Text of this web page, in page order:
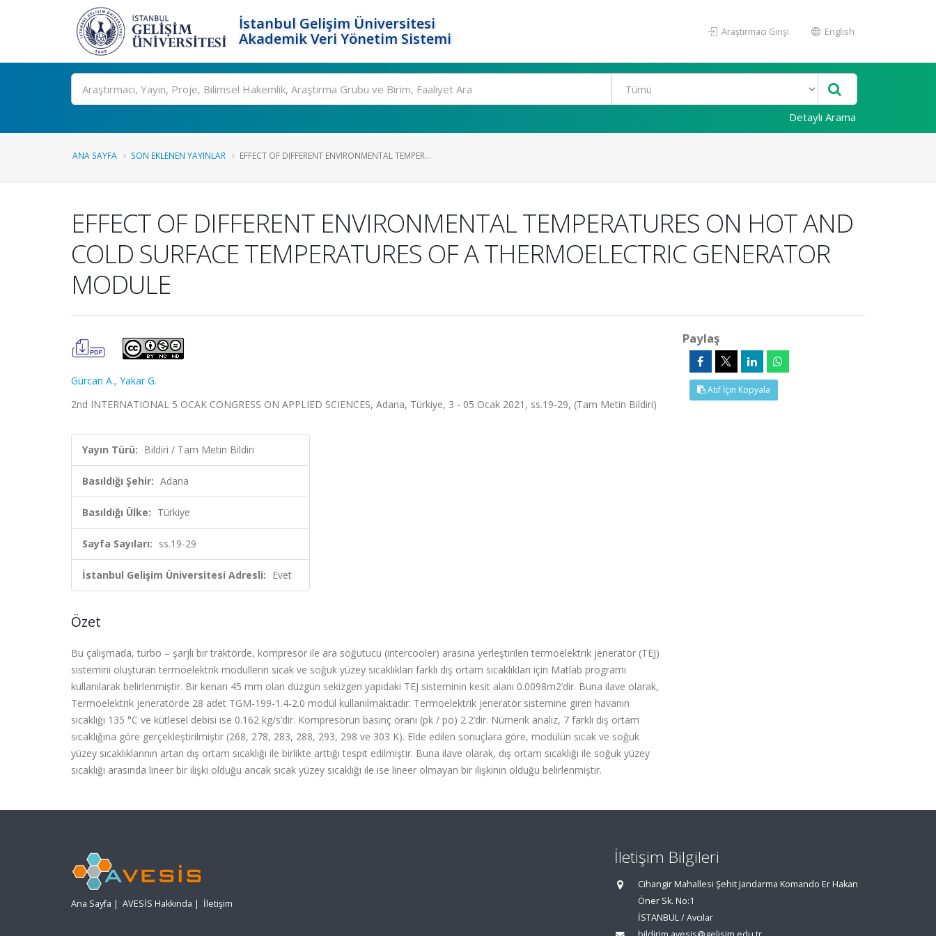
İstanbul Gelişim Üniversitesi
Akademik Veri Yönetim Sistemi
Araştırmacı Girişi English
Ara
Detaylı Arama
ANA SAYFA SON EKLENEN YAYINLAR EFFECT OF DIFFERENT ENVIRONMENTAL TEMPER...
EFFECT OF DIFFERENT ENVIRONMENTAL TEMPERATURES ON HOT AND
COLD SURFACE TEMPERATURES OF A THERMOELECTRIC GENERATOR
MODULE
Gürcan A., Yakar G.
2nd INTERNATIONAL 5 OCAK CONGRESS ON APPLIED SCIENCES, Adana, Türkiye, 3 - 05 Ocak 2021, ss.19-29, (Tam Metin Bildiri)
Yayın Türü: Bildiri / Tam Metin Bildiri
Basıldığı Şehir: Adana
Basıldığı Ülke: Türkiye
Sayfa Sayıları: ss.19-29
İstanbul Gelişim Üniversitesi Adresli: Evet
Özet
Bu çalışmada, turbo – şarjlı bir traktörde, kompresör ile ara soğutucu (intercooler) arasına yerleştirilen termoelektrik jeneratör (TEJ)
sistemini oluşturan termoelektrik modüllerin sıcak ve soğuk yüzey sıcaklıkları farklı dış ortam sıcaklıkları için Matlab programı
kullanılarak belirlenmiştir. Bir kenarı 45 mm olan düzgün sekizgen yapıdaki TEJ sisteminin kesit alanı 0.0098m2’dir. Buna ilave olarak,
Termoelektrik jeneratörde 28 adet TGM-199-1.4-2.0 modül kullanılmaktadır. Termoelektrik jeneratör sistemine giren havanın
sıcaklığı 135 °C ve kütlesel debisi ise 0.162 kg/s’dir. Kompresörün basınç oranı (pk / po) 2.2’dir. Nümerik analiz, 7 farklı dış ortam
sıcaklığına göre gerçekleştirilmiştir (268, 278, 283, 288, 293, 298 ve 303 K). Elde edilen sonuçlara göre, modülün sıcak ve soğuk
yüzey sıcaklıklarının artan dış ortam sıcaklığı ile birlikte arttığı tespit edilmiştir. Buna ilave olarak, dış ortam sıcaklığı ile soğuk yüzey
sıcaklığı arasında lineer bir ilişki olduğu ancak sıcak yüzey sıcaklığı ile ise lineer olmayan bir ilişkinin olduğu belirlenmiştir.
Paylaş
Atıf İçin Kopyala
Ana Sayfa | AVESİS Hakkında | İletişim
İletişim Bilgileri
Cihangir Mahallesi Şehit Jandarma Komando Er Hakan
Öner Sk. No:1
İSTANBUL / Avcılar